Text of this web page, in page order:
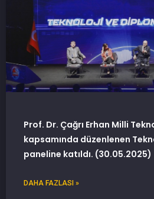
Prof. Dr. Çağrı Erhan Milli
kapsamında düzenlenen
paneline katıldı. (30.05.2025)
DAHA FAZLASI »